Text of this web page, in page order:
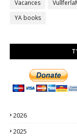
Vacances
YA books
2026
2025